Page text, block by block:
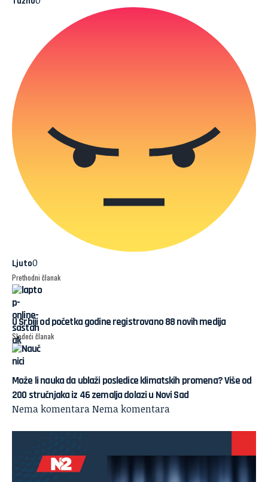
Ljuto0
Prethodni članak
U Srbiji od početka godine registrovano 88 novih medija
Sledeći članak
Može li nauka da ublaži posledice klimatskih promena? Više od
200 stručnjaka iz 46 zemalja dolazi u Novi Sad
Nema komentaraNema komentara